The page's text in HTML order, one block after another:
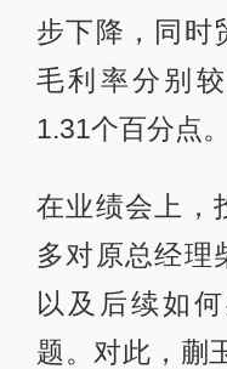
步下降，同时
毛利率分别
1.31个百分点。
在业绩会上，
多对原总经理
以及后续如
题。对此，蒯